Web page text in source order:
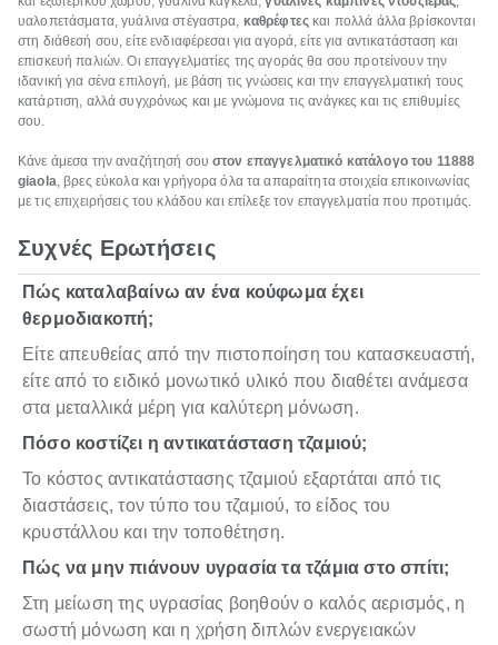
υαλοπετάσματα, γυάλινα στέγαστρα, καθρέφτες και πολλά άλλα βρίσκονται
στη διάθεσή σου, είτε ενδιαφέρεσαι για αγορά, είτε για αντικατάσταση και
επισκευή παλιών. Οι επαγγελματίες της αγοράς θα σου προτείνουν την
ιδανική για σένα επιλογή, με βάση τις γνώσεις και την επαγγελματική τους
κατάρτιση, αλλά συγχρόνως και με γνώμονα τις ανάγκες και τις επιθυμίες
σου.
Κάνε άμεσα την αναζήτησή σουστον επαγγελματικό κατάλογο του 11888
giaola, βρες εύκολα και γρήγορα όλα τα απαραίτητα στοιχεία επικοινωνίας
με τις επιχειρήσεις του κλάδου και επίλεξε τον επαγγελματία που προτιμάς.
Συχνές Ερωτήσεις
Πώς καταλαβαίνω αν ένα κούφωμα έχει
θερμοδιακοπή;
Είτε απευθείας από την πιστοποίηση του κατασκευαστή,
είτε από το ειδικό μονωτικό υλικό που διαθέτει ανάμεσα
στα μεταλλικά μέρη για καλύτερη μόνωση.
Πόσο κοστίζει η αντικατάσταση τζαμιού;
Το κόστος αντικατάστασης τζαμιού εξαρτάται από τις
διαστάσεις, τον τύπο του τζαμιού, το είδος του
κρυστάλλου και την τοποθέτηση.
Πώς να μην πιάνουν υγρασία τα τζάμια στο σπίτι;
Στη μείωση της υγρασίας βοηθούν ο καλός αερισμός, η
σωστή μόνωση και η χρήση διπλών ενεργειακών